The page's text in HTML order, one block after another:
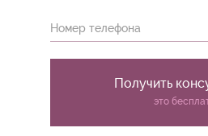
Номер телефона
Получить
это